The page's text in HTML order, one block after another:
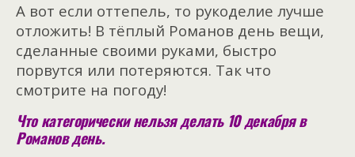
А вот если оттепель, то рукоделие лучше
отложить! В тёплый Романов день вещи,
сделанные своими руками, быстро
порвутся или потеряются. Так что
смотрите на погоду!
Что категорически нельзя делать 10 декабря в
Романов день.